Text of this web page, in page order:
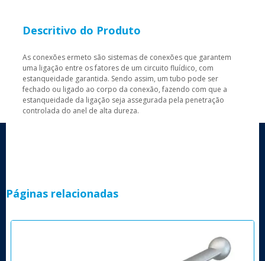
Descritivo do Produto
As conexões ermeto são sistemas de conexões que garantem
uma ligação entre os fatores de um circuito fluídico, com
estanqueidade garantida. Sendo assim, um tubo pode ser
fechado ou ligado ao corpo da conexão, fazendo com que a
estanqueidade da ligação seja assegurada pela penetração
controlada do anel de alta dureza.
Páginas relacionadas